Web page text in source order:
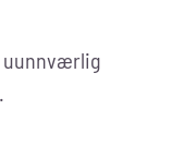
uunnværlig